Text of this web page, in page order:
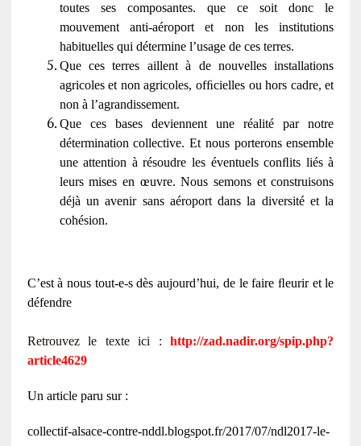
toutes ses composantes. que ce soit donc le
mouvement anti-aéroport et non les institutions
habituelles qui détermine l’usage de ces terres.
Que ces terres aillent à de nouvelles installations
agricoles et non agricoles, ofﬁcielles ou hors cadre, et
non à l’agrandissement.
Que ces bases deviennent une réalité par notre
détermination collective. Et nous porterons ensemble
une attention à résoudre les éventuels conﬂits liés à
leurs mises en œuvre. Nous semons et construisons
déjà un avenir sans aéroport dans la diversité et la
cohésion.
C’est à nous tout-e-s dès aujourd’hui, de le faire ﬂeurir et le
défendre
Retrouvez le texte ici :http://zad.nadir.org/spip.php?
article4629
Un article paru sur :
collectif-alsace-contre-nddl.blogspot.fr/2017/07/ndl2017-le-